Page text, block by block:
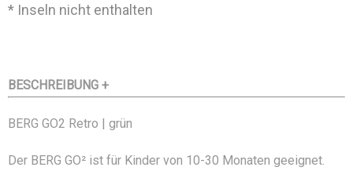
* Inseln nicht enthalten
BESCHREIBUNG +
BERG GO2 Retro | grün
Der BERG GO² ist für Kinder von 10-30 Monaten geeignet.